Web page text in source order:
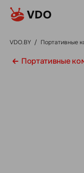
VDO.BY / Портативные
Портативные